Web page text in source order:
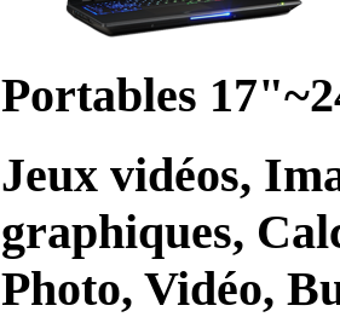
Portables
Jeux vidéos,
graphiques,
Photo, Vidéo,